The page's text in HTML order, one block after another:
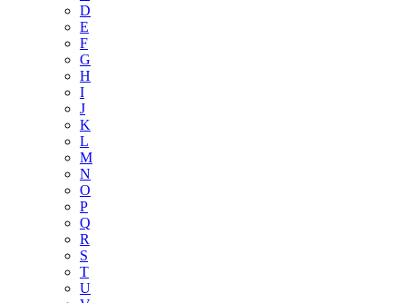
D
E
F
G
H
I
J
K
L
M
N
O
P
Q
R
S
T
U